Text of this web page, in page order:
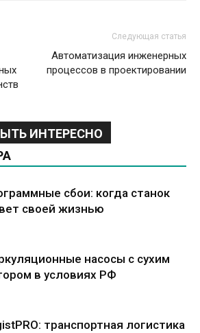
Следующая статья
Автоматизация инженерных
процессов в проектировании
ИНТЕРЕСНО
сбои: когда станок
своей жизнью
насосы с сухим
в условиях РФ
транспортная логистика